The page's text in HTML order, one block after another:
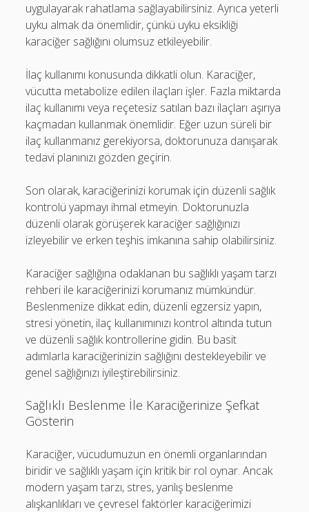
uygulayarak rahatlama sağlayabilirsiniz. Ayrıca yeterli
uyku almak da önemlidir, çünkü uyku eksikliği
karaciğer sağlığını olumsuz etkileyebilir.
İlaç kullanımı konusunda dikkatli olun. Karaciğer,
vücutta metabolize edilen ilaçları işler. Fazla miktarda
ilaç kullanımı veya reçetesiz satılan bazı ilaçları aşırıya
kaçmadan kullanmak önemlidir. Eğer uzun süreli bir
ilaç kullanmanız gerekiyorsa, doktorunuza danışarak
tedavi planınızı gözden geçirin.
Son olarak, karaciğerinizi korumak için düzenli sağlık
kontrolü yapmayı ihmal etmeyin. Doktorunuzla
düzenli olarak görüşerek karaciğer sağlığınızı
izleyebilir ve erken teşhis imkanına sahip olabilirsiniz.
Karaciğer sağlığına odaklanan bu sağlıklı yaşam tarzı
rehberi ile karaciğerinizi korumanız mümkündür.
Beslenmenize dikkat edin, düzenli egzersiz yapın,
stresi yönetin, ilaç kullanımınızı kontrol altında tutun
ve düzenli sağlık kontrollerine gidin. Bu basit
adımlarla karaciğerinizin sağlığını destekleyebilir ve
genel sağlığınızı iyileştirebilirsiniz.
Sağlıklı Beslenme İle Karaciğerinize Şefkat
Gösterin
Karaciğer, vücudumuzun en önemli organlarından
biridir ve sağlıklı yaşam için kritik bir rol oynar. Ancak
modern yaşam tarzı, stres, yanlış beslenme
alışkanlıkları ve çevresel faktörler karaciğerimizi